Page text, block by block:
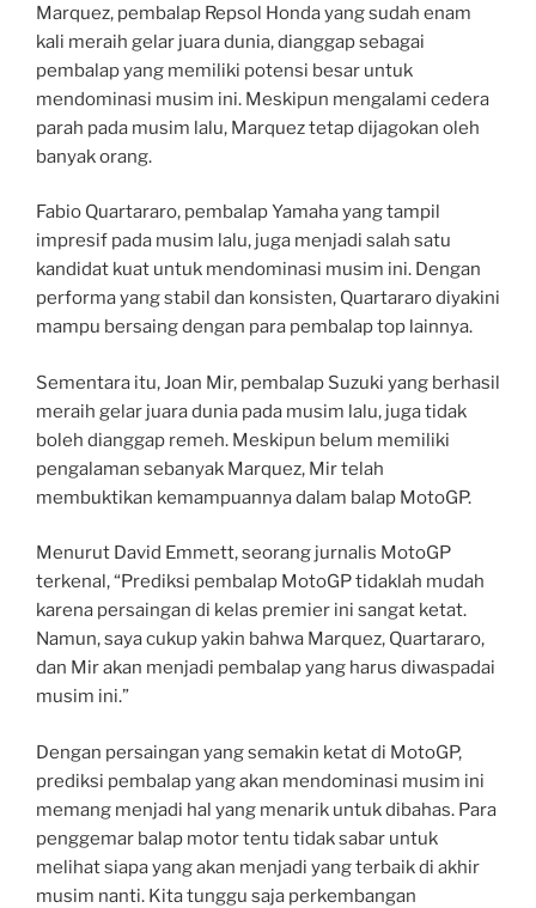
Marquez, pembalap Repsol Honda yang sudah enam
kali meraih gelar juara dunia, dianggap sebagai
pembalap yang memiliki potensi besar untuk
mendominasi musim ini. Meskipun mengalami cedera
parah pada musim lalu, Marquez tetap dijagokan oleh
banyak orang.
Fabio Quartararo, pembalap Yamaha yang tampil
impresif pada musim lalu, juga menjadi salah satu
kandidat kuat untuk mendominasi musim ini. Dengan
performa yang stabil dan konsisten, Quartararo diyakini
mampu bersaing dengan para pembalap top lainnya.
Sementara itu, Joan Mir, pembalap Suzuki yang berhasil
meraih gelar juara dunia pada musim lalu, juga tidak
boleh dianggap remeh. Meskipun belum memiliki
pengalaman sebanyak Marquez, Mir telah
membuktikan kemampuannya dalam balap MotoGP.
Menurut David Emmett, seorang jurnalis MotoGP
terkenal, “Prediksi pembalap MotoGP tidaklah mudah
karena persaingan di kelas premier ini sangat ketat.
Namun, saya cukup yakin bahwa Marquez, Quartararo,
dan Mir akan menjadi pembalap yang harus diwaspadai
musim ini.”
Dengan persaingan yang semakin ketat di MotoGP,
prediksi pembalap yang akan mendominasi musim ini
memang menjadi hal yang menarik untuk dibahas. Para
penggemar balap motor tentu tidak sabar untuk
melihat siapa yang akan menjadi yang terbaik di akhir
musim nanti. Kita tunggu saja perkembangan